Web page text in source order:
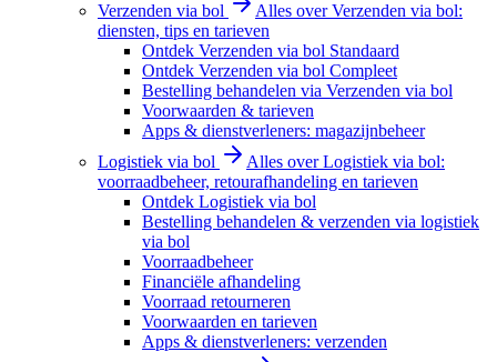
Verzenden via bol
Alles over Verzenden via bol:
diensten, tips en tarieven
Ontdek Verzenden via bol Standaard
Ontdek Verzenden via bol Compleet
Bestelling behandelen via Verzenden via bol
Voorwaarden & tarieven
Apps & dienstverleners: magazijnbeheer
Logistiek via bol
Alles over Logistiek via bol:
voorraadbeheer, retourafhandeling en tarieven
Ontdek Logistiek via bol
Bestelling behandelen & verzenden via logistiek
via bol
Voorraadbeheer
Financiële afhandeling
Voorraad retourneren
Voorwaarden en tarieven
Apps & dienstverleners: verzenden